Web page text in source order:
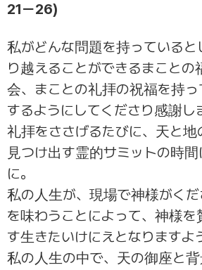
21ー26)
私がどんな問題を持っていると
り越えることができるまことの
会、まことの礼拝の祝福を持
するようにしてくださり感謝し
礼拝をささげるたびに、天と地
見つけ出す霊的サミットの時
に。
私の人生が、現場で神様がくだ
を味わうことによって、神様
す生きたいけにえとなりますよ
私の人生の中で、天の御座と